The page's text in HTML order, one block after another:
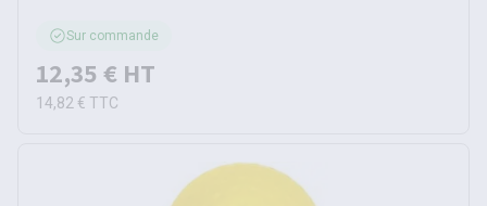
Sur commande
12,35 € HT
14,82 € TTC